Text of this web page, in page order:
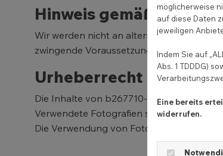
Hinweis gemäß § 36
Wir werden nicht an alternativen
zwingende Voraussetzung für das
Urheberrecht und
Die Inhalte von b267710-7876.coco-
Verwendete Fotografien sind ggf. mit
Die Verwendung von Fotografien auf
möglicherweise
auf diese Daten
jeweiligen
Indem Sie auf
Abs. 1 TDDDG)
Eine bereits
widerrufen.